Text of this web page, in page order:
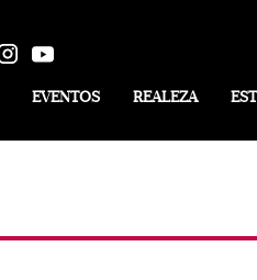
EVENTOS REALEZA